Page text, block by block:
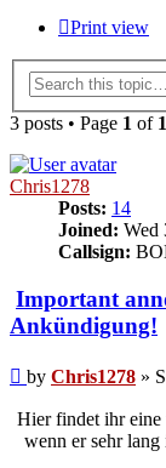
Print view
3 posts • Page 1 of 1
Chris1278
Posts: 14
Joined: Wed
Callsign:
Important
Ankündigung!
Post
by Chris1278 »
Hier findet ihr
wenn er sehr